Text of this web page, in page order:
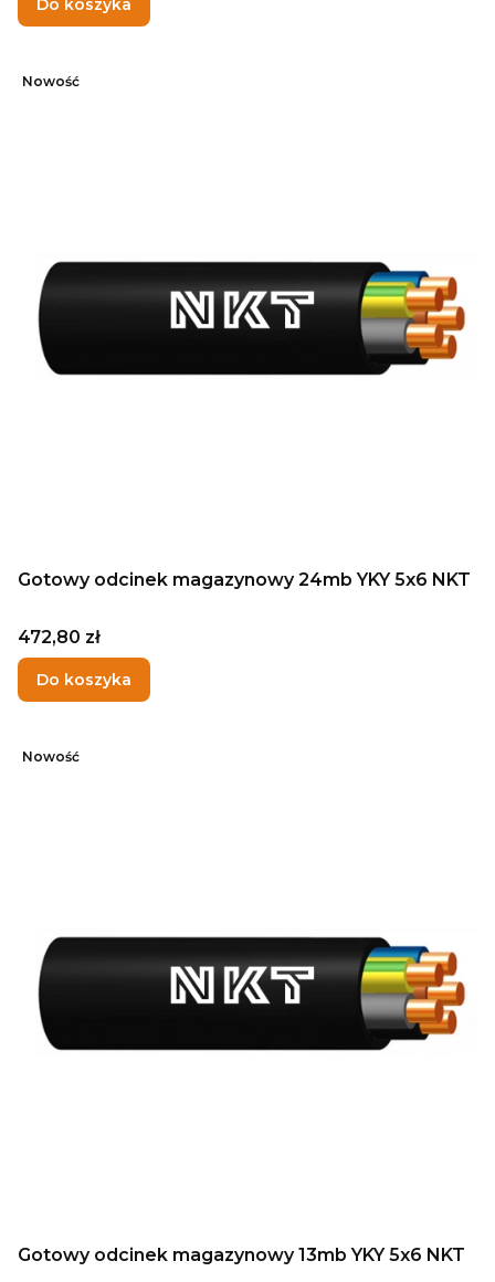
Do koszyka
Nowość
Gotowy odcinek magazynowy 24mb YKY 5x6 NKT
Cena
472,80 zł
Do koszyka
Nowość
Gotowy odcinek magazynowy 13mb YKY 5x6 NKT